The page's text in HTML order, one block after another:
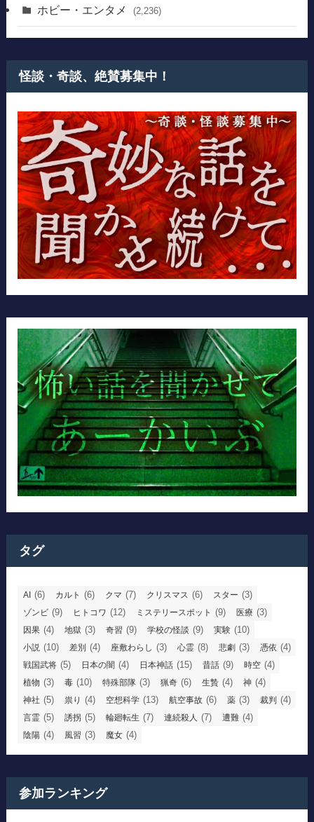
ホビー・エンタメ (2,236)
怪談・奇談、絶賛募集中！
タグ
AI (6) カルト (6) クマ (7) クリスマス (6) スター (3)
ゾンビ (9) ヒトコワ (12) ミステリースポット (9) 医療 (3)
因果 (4) 地獄 (3) 奇習 (9) 学校の怪談 (9) 実験 (10)
小説 (10) 差別 (4) 座敷わらし (3) 心霊 (8) 悲劇 (3) 憑依 (4)
戦国武将 (5) 日本の闇 (4) 日本神話 (15) 昔話 (9) 時空 (4)
植物 (3) 毒 (10) 特殊部隊 (3) 猟奇 (6) 生贄 (4) 神 (4)
神社 (5) 祟り (4) 空想科学 (13) 航空事故 (6) 薬 (3) 裁判 (4)
言霊 (5) 誘拐 (5) 輪廻転生 (7) 連続殺人 (7) 遭難 (4)
陰陽 (4) 風習 (3) 魔女 (4)
参加ランキング